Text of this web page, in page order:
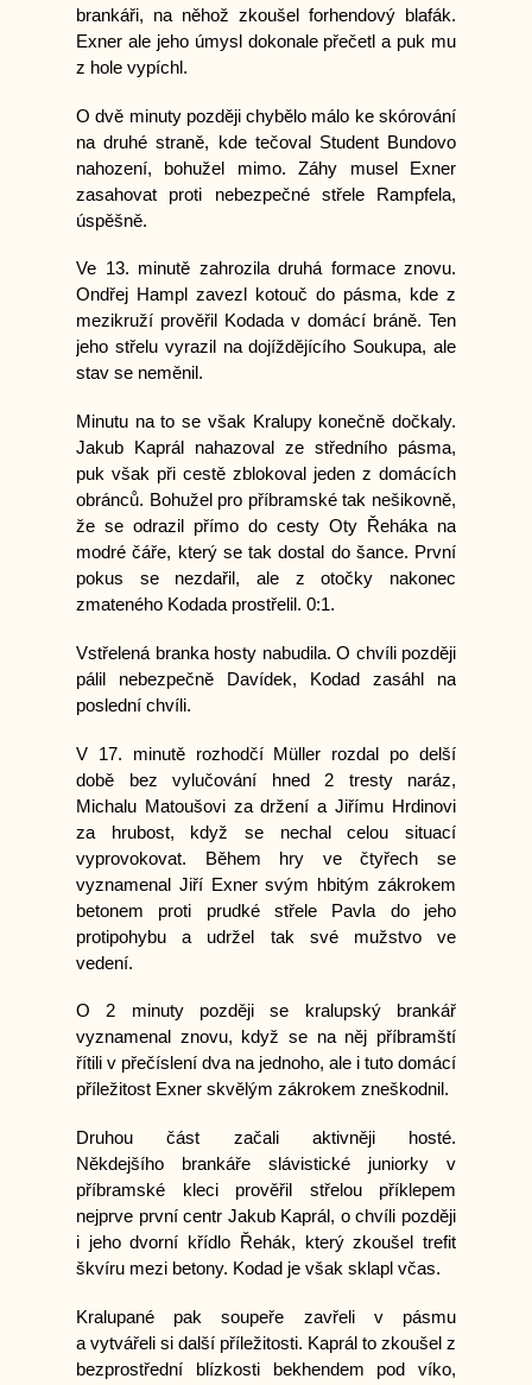
brankáři, na něhož zkoušel forhendový blafák.
Exner ale jeho úmysl dokonale přečetl a puk mu
z hole vypíchl.
O dvě minuty později chybělo málo ke skórování
na druhé straně, kde tečoval Student Bundovo
nahození, bohužel mimo. Záhy musel Exner
zasahovat proti nebezpečné střele Rampfela,
úspěšně.
Ve 13. minutě zahrozila druhá formace znovu.
Ondřej Hampl zavezl kotouč do pásma, kde z
mezikruží prověřil Kodada v domácí bráně. Ten
jeho střelu vyrazil na dojíždějícího Soukupa, ale
stav se neměnil.
Minutu na to se však Kralupy konečně dočkaly.
Jakub Kaprál nahazoval ze středního pásma,
puk však při cestě zblokoval jeden z domácích
obránců. Bohužel pro příbramské tak nešikovně,
že se odrazil přímo do cesty Oty Řeháka na
modré čáře, který se tak dostal do šance. První
pokus se nezdařil, ale z otočky nakonec
zmateného Kodada prostřelil. 0:1.
Vstřelená branka hosty nabudila. O chvíli později
pálil nebezpečně Davídek, Kodad zasáhl na
poslední chvíli.
V 17. minutě rozhodčí Müller rozdal po delší
době bez vylučování hned 2 tresty naráz,
Michalu Matoušovi za držení a Jiřímu Hrdinovi
za hrubost, když se nechal celou situací
vyprovokovat. Během hry ve čtyřech se
vyznamenal Jiří Exner svým hbitým zákrokem
betonem proti prudké střele Pavla do jeho
protipohybu a udržel tak své mužstvo ve
vedení.
O 2 minuty později se kralupský brankář
vyznamenal znovu, když se na něj příbramští
řítili v přečíslení dva na jednoho, ale i tuto domácí
příležitost Exner skvělým zákrokem zneškodnil.
Druhou část začali aktivněji hosté.
Někdejšího brankáře slávistické juniorky v
příbramské kleci prověřil střelou příklepem
nejprve první centr Jakub Kaprál, o chvíli později
i jeho dvorní křídlo Řehák, který zkoušel trefit
škvíru mezi betony. Kodad je však sklapl včas.
Kralupané pak soupeře zavřeli v pásmu
a vytvářeli si další příležitosti. Kaprál to zkoušel z
bezprostřední blízkosti bekhendem pod víko,